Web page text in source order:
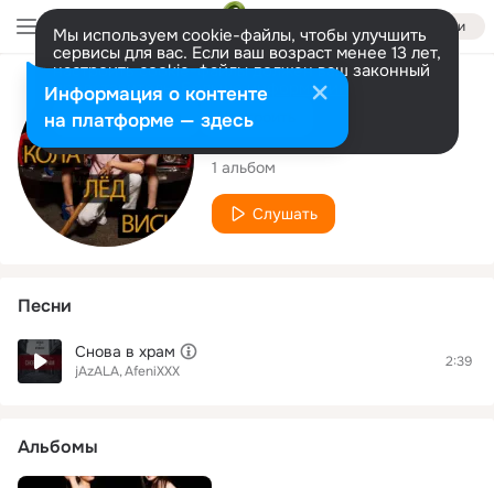
Войти
Мы используем cookie-файлы, чтобы улучшить
сервисы для вас. Если ваш возраст менее 13 лет,
настроить cookie-файлы должен ваш законный
представитель. Больше информации
Разрешить все Настроить
Исполнитель
jAzALA
1 альбом
Слушать
Песни
Снова в храм
jAzALA AfeniXXX
2:39
Альбомы
Информация о контенте
на платформе — здесь